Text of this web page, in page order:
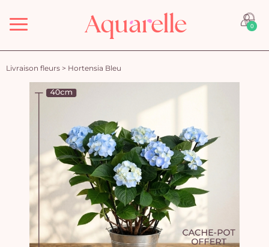
Menu 0
Livraison fleurs > Hortensia Bleu